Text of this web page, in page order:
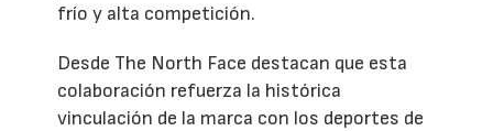
frío y alta competición.
Desde The North Face destacan que esta
colaboración refuerza la histórica
vinculación de la marca con los deportes de